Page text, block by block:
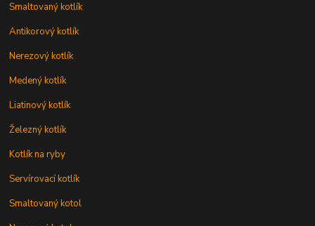
Smaltovaný kotlík
Antikorový kotlík
Nerezový kotlík
Medený kotlík
Liatinový kotlík
Železný kotlík
Kotlík na ryby
Servírovací kotlík
Smaltovaný kotol